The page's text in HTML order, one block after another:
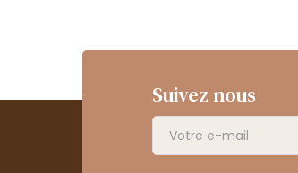
Suivez nous